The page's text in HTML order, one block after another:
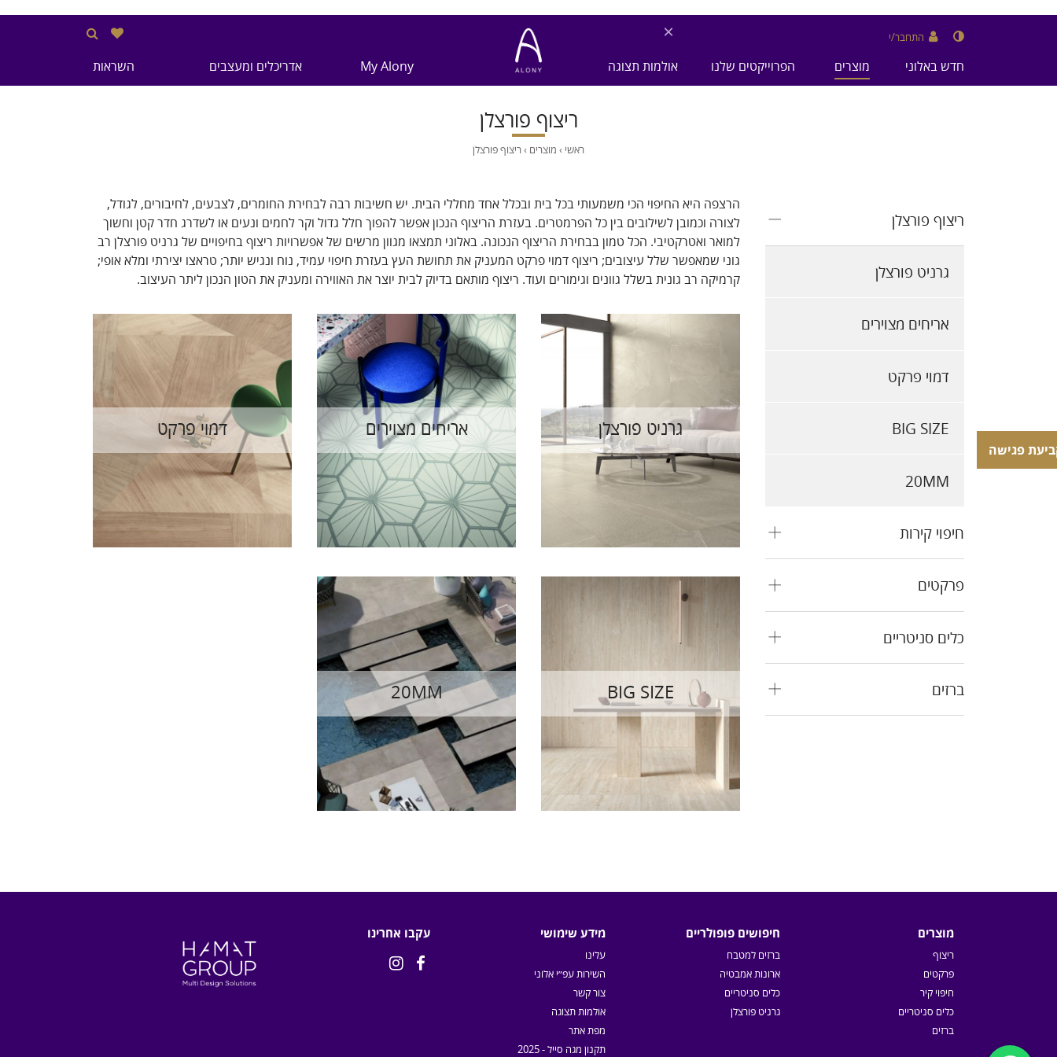
× התחבר/י
חדש באלוני מוצרים הפרוייקטים שלנו אולמות תצוגה My Alony אדריכלים ומעצבים השראות
ריצוף פורצלן
ראשי › מוצרים ›ריצוף פורצלן
ריצוף פורצלן
גרניט פורצלן
אריחים מצוירים
דמוי פרקט
BIG SIZE
20MM
חיפוי קירות
פרקטים
כלים סניטריים
ברזים
הרצפה היא החיפוי הכי משמעותי בכל בית ובכלל אחד מחללי הבית. יש חשיבות רבה לבחירת החומרים, לצבעים, לחיבורים, לגודל,
לצורה וכמובן לשילובים בין כל הפרמטרים. בעזרת הריצוף הנכון אפשר להפוך חלל גדול וקר לחמים ונעים או לשדרג חדר קטן וחשוך
למואר ואטרקטיבי. הכל טמון בבחירת הריצוף הנכונה. באלוני תמצאו מגוון מרשים של אפשרויות ריצוף בחיפויים של גרניט פורצלן רב
גוני שמאפשר שלל עיצובים; ריצוף דמוי פרקט המעניק את תחושת העץ בעזרת חיפוי עמיד, נוח ונגיש יותר; טראצו יצירתי ומלא אופי;
קרמיקה רב גונית בשלל גוונים וגימורים ועוד. ריצוף מותאם בדיוק לבית יוצר את האווירה ומעניק את הטון הנכון ליתר העיצוב.
גרניט פורצלן אריחים מצוירים דמוי פרקט
BIG SIZE
20MM
פגישה
פגישה
מוצרים
ריצוף
פרקטים
חיפוי קיר
כלים סניטריים
ברזים
חיפושים פופולריים
ברזים למטבח
ארונות אמבטיה
כלים סניטריים
גרניט פורצלן
מידע שימושי
עלינו
השירות עפ״י אלוני
צור קשר
אולמות תצוגה
מפת אתר
תקנון מגה סייל - 2025
עקבו אחרינו

